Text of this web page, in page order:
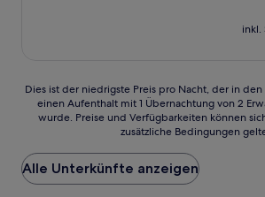
inkl.
Dies
der
Preis
pro
Nacht,
Dies ist der niedrigste Preis pro Nacht, der in
einen Aufenthalt mit 1 Übernachtung von 2
wurde. Preise und Verfügbarkeiten können
zusätzliche Bedingungen
Alle Unterkünfte anzeigen